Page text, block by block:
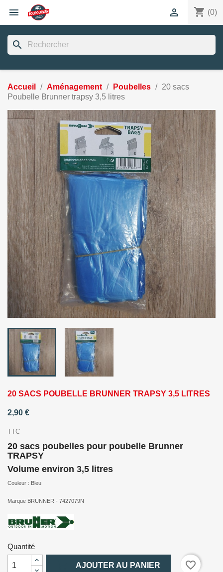
 shopping_cart (0)

search
Accueil Aménagement Poubelles
20 sacs
Poubelle Brunner trapsy 3,5 litres
20 SACS POUBELLE BRUNNER TRAPSY 3,5 LITRES
2,90 €
TTC
20 sacs poubelles pour poubelle Brunner
TRAPSY
Volume environ 3,5 litres
Couleur : Bleu
Marque BRUNNER - 7427079N
Quantité
AJOUTER AU PANIER
favorite_border